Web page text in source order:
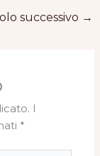
successivo →
I
*